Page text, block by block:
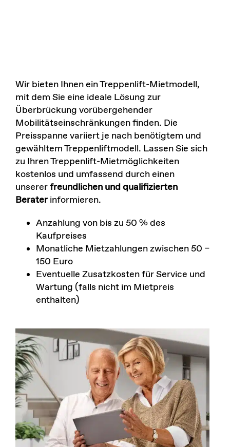
Wir bieten Ihnen ein Treppenlift-Mietmodell,
mit dem Sie eine ideale Lösung zur
Überbrückung vorübergehender
Mobilitätseinschränkungen finden. Die
Preisspanne variiert je nach benötigtem und
gewähltem Treppenliftmodell. Lassen Sie sich
zu Ihren Treppenlift-Mietmöglichkeiten
kostenlos und umfassend durch einen
unsererfreundlichen und qualifizierten
Beraterinformieren.
Anzahlung von bis zu 50 % des
Kaufpreises
Monatliche Mietzahlungen zwischen 50 –
150 Euro
Eventuelle Zusatzkosten für Service und
Wartung (falls nicht im Mietpreis
enthalten)